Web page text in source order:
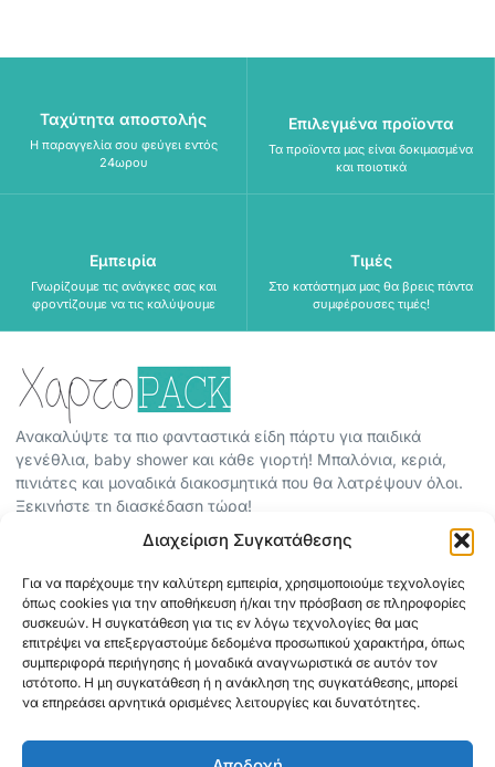
Διαχείριση Συγκατάθεσης
Για να παρέχουμε την καλύτερη εμπειρία, χρησιμοποιούμε τεχνολογίες
όπως cookies για την αποθήκευση ή/και την πρόσβαση σε πληροφορίες
συσκευών. Η συγκατάθεση για τις εν λόγω τεχνολογίες θα μας
επιτρέψει να επεξεργαστούμε δεδομένα προσωπικού χαρακτήρα, όπως
συμπεριφορά περιήγησης ή μοναδικά αναγνωριστικά σε αυτόν τον
ιστότοπο. Η μη συγκατάθεση ή η ανάκληση της συγκατάθεσης, μπορεί
να επηρεάσει αρνητικά ορισμένες λειτουργίες και δυνατότητες.
Ταχύτητα αποστολής
Η παραγγελία σου φεύγει εντός
24ωρου
Επιλεγμένα προϊοντα
Τα προϊοντα μας είναι δοκιμασμένα
και ποιοτικά
Εμπειρία
Γνωρίζουμε τις ανάγκες σας και
φροντίζουμε να τις καλύψουμε
Τιμές
Στο κατάστημα μας θα βρεις πάντα
συμφέρουσες τιμές!
Ανακαλύψτε τα πιο φανταστικά είδη πάρτυ για παιδικά
γενέθλια, baby shower και κάθε γιορτή! Μπαλόνια, κεριά,
πινιάτες και μοναδικά διακοσμητικά που θα λατρέψουν όλοι.
Ξεκινήστε τη διασκέδαση τώρα!
ΟΡΟΙ ΧΡΗΣΗΣ
ΠΟΛΙΤΙΚΗ ΑΠΟΡΡΗΤΟΥ
ABOUT
ΕΠΙΚΟΙΝΩΝΙΑ